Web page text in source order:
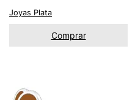
Joyas Plata
Comprar